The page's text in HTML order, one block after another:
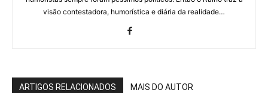
visão contestadora, humorística e diária da realidade…
ARTIGOS RELACIONADOS MAIS DO AUTOR